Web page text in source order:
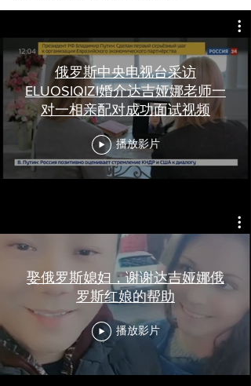
俄罗斯中央电视台采访
ELUOSIQIZI婚介达吉娅娜老师一
对一相亲配对成功面试视频
播放影片
娶俄罗斯媳妇，谢谢达吉娅娜俄
罗斯红娘的帮助
播放影片